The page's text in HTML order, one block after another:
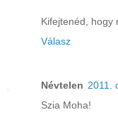
Kifejtenéd, hogy
Válasz
Névtelen 2011.
Szia Moha!